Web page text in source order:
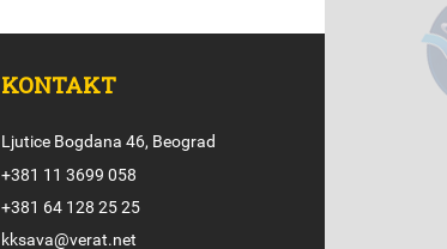
KONTAKT
Ljutice Bogdana 46, Beograd
+381 11 3699 058
+381 64 128 25 25
kksava@verat.net